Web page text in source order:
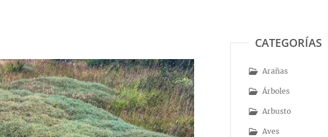
CATEGORÍAS
Arañas
Árboles
Arbusto
Aves